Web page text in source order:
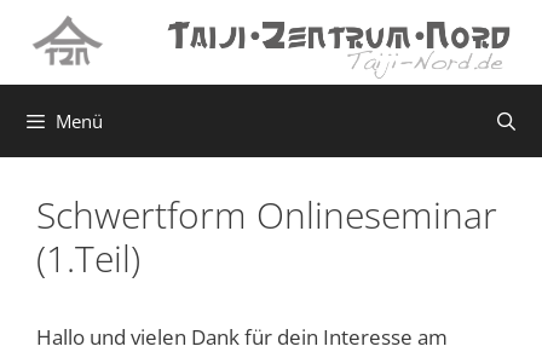
Inhalt
springen
Inhalt
springen
Menü
Schwertform Onlineseminar
(1.Teil)
Hallo und vielen Dank für dein Interesse am